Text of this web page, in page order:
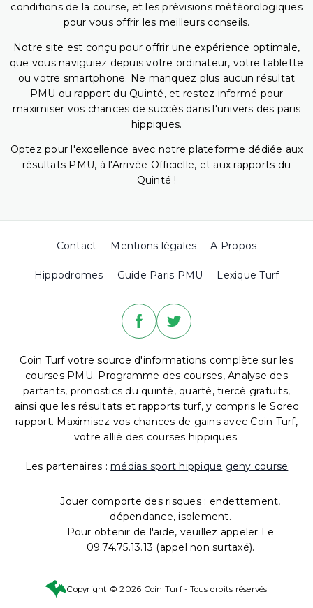
conditions de la course, et les prévisions météorologiques
pour vous offrir les meilleurs conseils.
Notre site est conçu pour offrir une expérience optimale,
que vous naviguiez depuis votre ordinateur, votre tablette
ou votre smartphone. Ne manquez plus aucun résultat
PMU ou rapport du Quinté, et restez informé pour
maximiser vos chances de succès dans l'univers des paris
hippiques.
Optez pour l'excellence avec notre plateforme dédiée aux
résultats PMU, à l'Arrivée Officielle, et aux rapports du
Quinté !
Contact Mentions légales A Propos
Hippodromes Guide Paris PMU Lexique Turf
Coin Turf votre source d'informations complète sur les
courses PMU. Programme des courses, Analyse des
partants, pronostics du quinté, quarté, tiercé gratuits,
ainsi que les résultats et rapports turf, y compris le Sorec
rapport. Maximisez vos chances de gains avec Coin Turf,
votre allié des courses hippiques.
Les partenaires : médias sport hippique geny course
Jouer comporte des risques : endettement,
dépendance, isolement.
Pour obtenir de l'aide, veuillez appeler Le
09.74.75.13.13 (appel non surtaxé).
Copyright © 2026 Coin Turf - Tous droits réservés